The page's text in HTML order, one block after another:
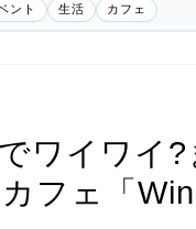
ント 生活 カフェ
でワイワイ
フェ「